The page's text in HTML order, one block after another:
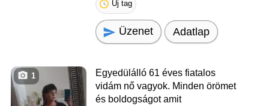
Új tag
Üzenet Adatlap
1
Egyedülálló 61 éves fiatalos
vidám nő vagyok. Minden örömet
és boldogságot amit